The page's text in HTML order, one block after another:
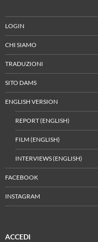
LOGIN
CHI SIAMO
TRADUZIONI
SITO DAMS
ENGLISH VERSION
REPORT (ENGLISH)
FILM (ENGLISH)
INTERVIEWS (ENGLISH)
FACEBOOK
INSTAGRAM
ACCEDI